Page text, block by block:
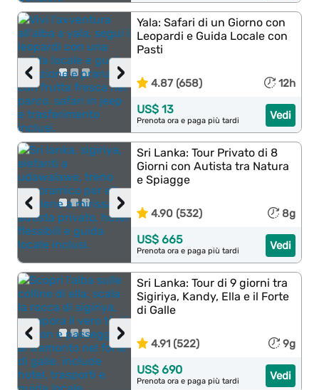
›
‹
Yala: Safari di un Giorno con
Leopardi e Guida Locale con
Pasti
4.87 (658) 12h
Vedi
US$ 13
Prenota ora e paga più tardi
›
‹
Sri Lanka: Tour Privato di 8
Giorni con Autista tra Natura
e Spiagge
4.90 (532) 8g
Vedi
US$ 665
Prenota ora e paga più tardi
›
‹
Sri Lanka: Tour di 9 giorni tra
Sigiriya, Kandy, Ella e il Forte
di Galle
4.91 (522) 9g
Vedi
US$ 690
Prenota ora e paga più tardi